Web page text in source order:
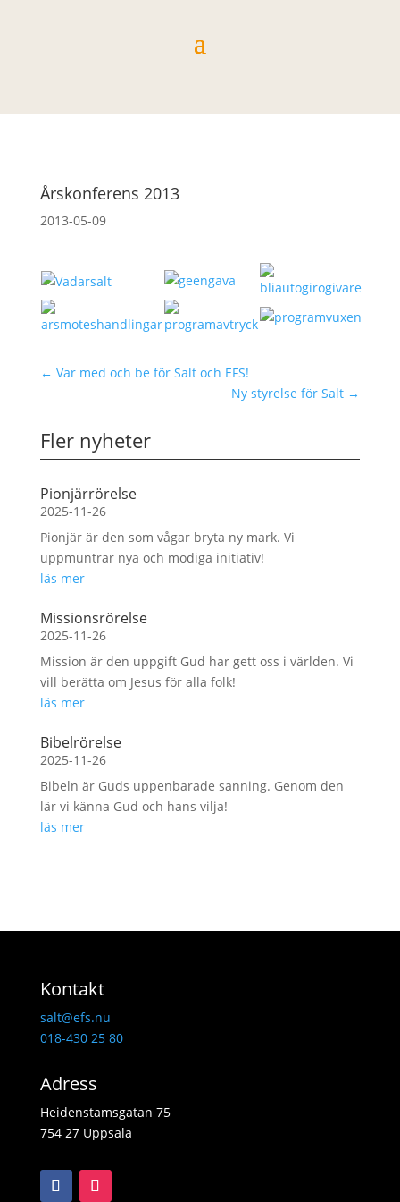
Årskonferens 2013
2013-05-09
← Var med och be för Salt och EFS!
Ny styrelse för Salt →
Fler nyheter
Pionjärrörelse
2025-11-26
Pionjär är den som vågar bryta ny mark. Vi
uppmuntrar nya och modiga initiativ!
läs mer
Missionsrörelse
2025-11-26
Mission är den uppgift Gud har gett oss i världen. Vi
vill berätta om Jesus för alla folk!
läs mer
Bibelrörelse
2025-11-26
Bibeln är Guds uppenbarade sanning. Genom den
lär vi känna Gud och hans vilja!
läs mer
Kontakt
salt@efs.nu
018-430 25 80
Adress
Heidenstamsgatan 75
754 27 Uppsala